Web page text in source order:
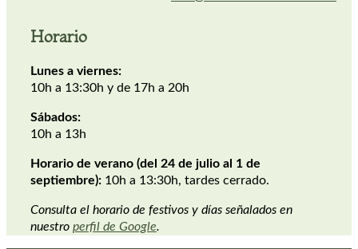
Horario
Lunes a viernes:
10h a 13:30h y de 17h a 20h
Sábados:
10h a 13h
Horario de verano (del 24 de julio al 1 de
septiembre): 10h a 13:30h, tardes cerrado.
Consulta el horario de festivos y días señalados en
nuestro perfil de Google.